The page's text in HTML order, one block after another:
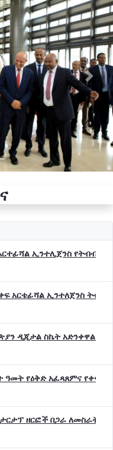
Next
ኢንተሊጀንስ የትብብር
አርቴፊሻል ኢንተለጀንስ
ዲጂታል ስኬት አድንቀዋል
ዓመት የዕቅድ አፈጻጸምና
ዘርፎች በጋራ ለመስራት